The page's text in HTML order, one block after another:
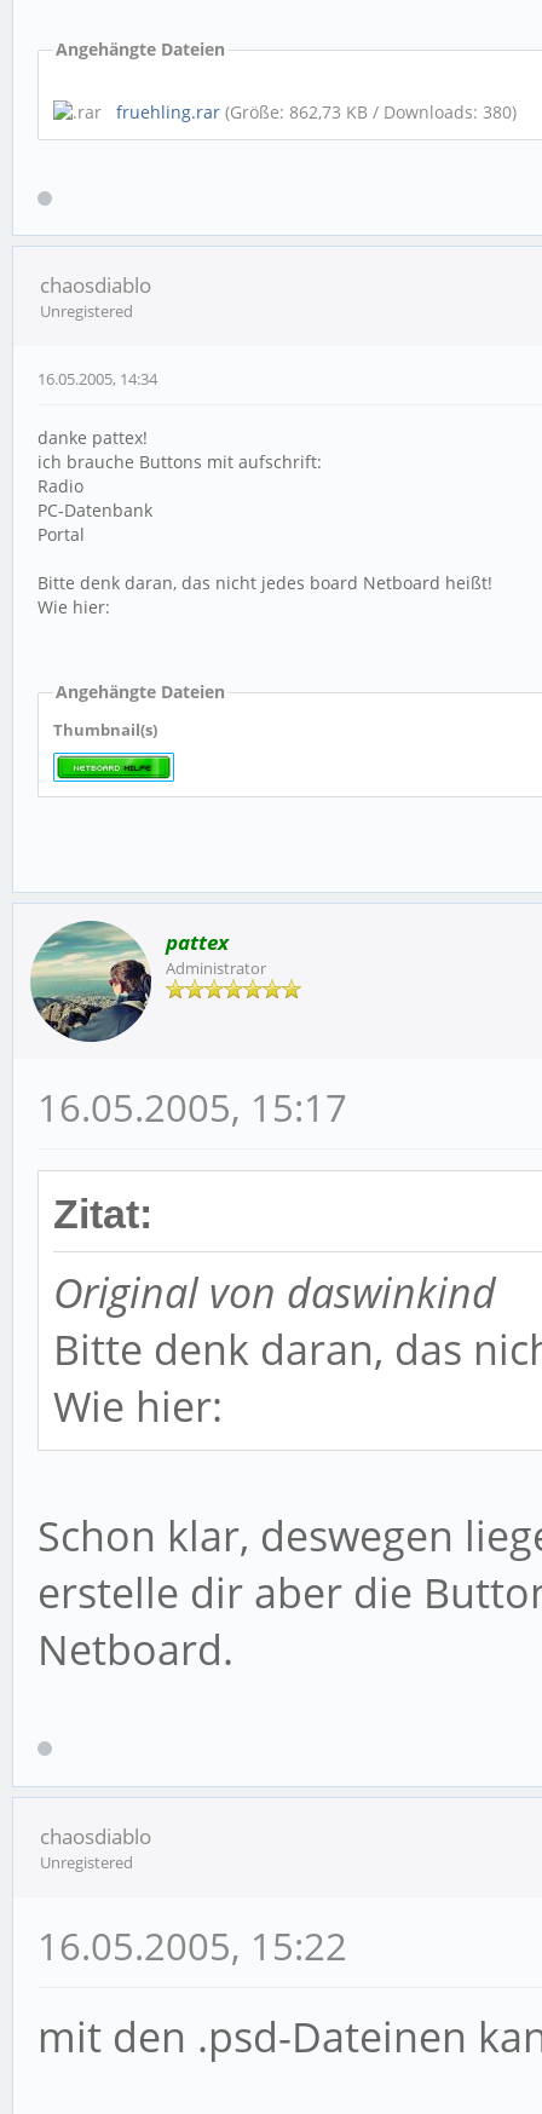
Angehängte Dateien
fruehling.rar (Größe: 862,73 KB / Downloads: 380)
chaosdiablo
Unregistered
16.05.2005, 14:34
danke pattex!
ich brauche Buttons mit aufschrift:
Radio
PC-Datenbank
Portal
Bitte denk daran, das nicht jedes board Netboard heißt!
Wie hier:
Angehängte Dateien
Thumbnail(s)
pattex
Administrator
16.05.2005, 15:17
Zitat:
Original von daswinkind
Bitte denk daran, das
Wie hier:
Schon klar, deswegen
erstelle dir aber die
Netboard.
chaosdiablo
Unregistered
16.05.2005, 15:22
mit den .psd-Dateinen